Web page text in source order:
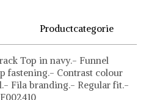
Productcategorie
Top in navy.- Funnel
fastening.- Contrast colour
Fila branding.- Regular fit.-